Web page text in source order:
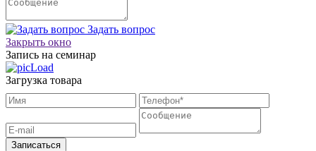
Задать вопрос
Закрыть окно
Запись на семинар
Загрузка товара
Записаться